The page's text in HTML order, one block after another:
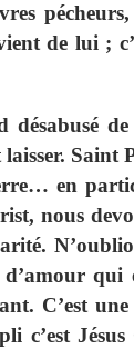
de lui ;
Saint
en
nous
C’est
c’est